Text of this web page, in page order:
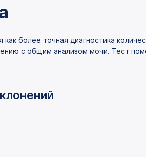
более точная диагностика
с общим анализом мочи. Тест